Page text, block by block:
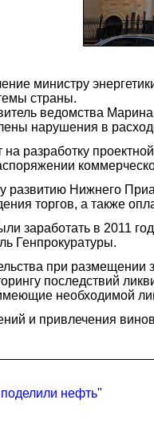
министру
страны.
ведомства
нарушения в
на разработку
развитию Нижнего
торгов, а также
заработать в 2011
Генпрокуратуры.
при размещении
последствий
необходимой
и привлечения
нефть"